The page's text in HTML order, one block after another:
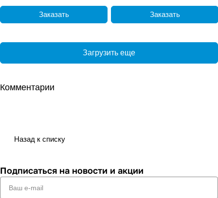
Заказать Заказать
Загрузить еще
Комментарии
Назад к списку
Подписаться на новости и акции